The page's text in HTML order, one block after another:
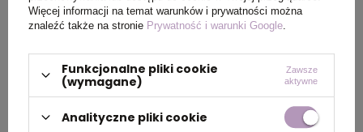
Wymiary
produktu
Rozmiary: XS, S, M, L, XL,
XXL
Kolor Ciemny pomarańcz
Więcej informacji na temat warunków i prywatności można
znaleźć także na stronie Prywatność i warunki Google
Funkcjonalne pliki cookie
(wymagane)
Zawsze
aktywne
Analityczne pliki cookie